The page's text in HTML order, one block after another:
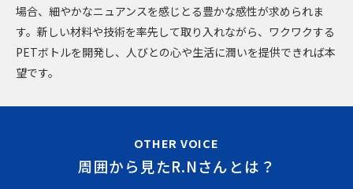
場合、細やかなニュアンスを感じとる豊かな感性が求められま
す。新しい材料や技術を率先して取り入れながら、ワクワクする
PETボトルを開発し、人びとの心や生活に潤いを提供できれば本
望です。
OTHER VOICE
周囲から見たR.Nさんとは？